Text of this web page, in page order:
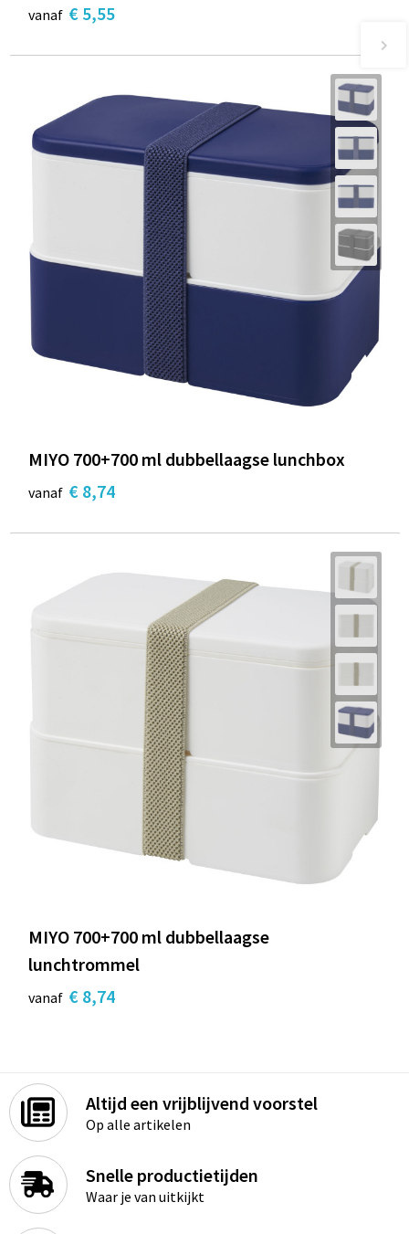
vanaf € 5,55
MIYO 700+700 ml dubbellaagse lunchbox
vanaf € 8,74
MIYO 700+700 ml dubbellaagse
lunchtrommel
vanaf € 8,74
Altijd een vrijblijvend voorstel
Op alle artikelen
Snelle productietijden
Waar je van uitkijkt